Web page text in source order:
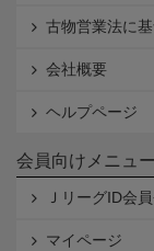
古物営業法に
会社概要
ヘルプページ
会員向けメニュー
ＪリーグID会
マイページ